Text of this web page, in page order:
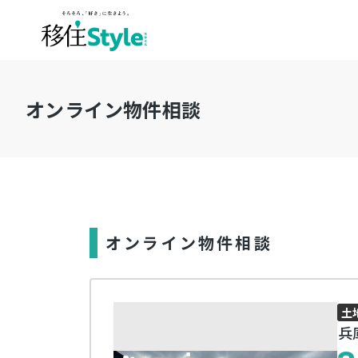
オンライン物件相談
オンライン物件相談
土
兵